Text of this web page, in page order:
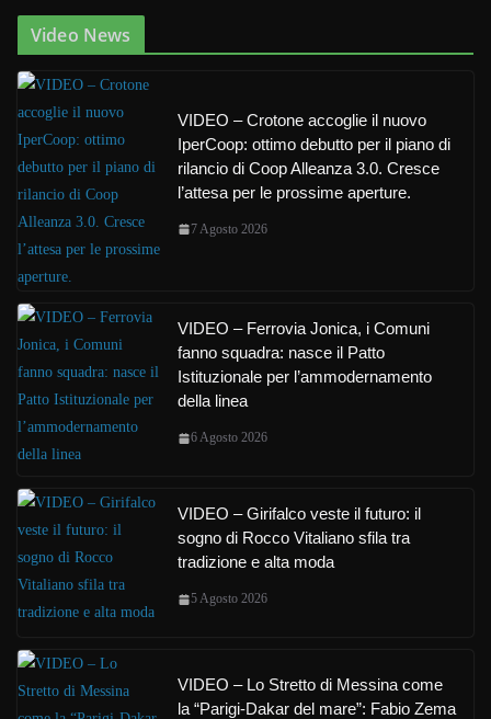
Video News
VIDEO – Crotone accoglie il nuovo
IperCoop: ottimo debutto per il piano di
rilancio di Coop Alleanza 3.0. Cresce
l’attesa per le prossime aperture.
7 Agosto 2026
VIDEO – Ferrovia Jonica, i Comuni
fanno squadra: nasce il Patto
Istituzionale per l’ammodernamento
della linea
6 Agosto 2026
VIDEO – Girifalco veste il futuro: il
sogno di Rocco Vitaliano sfila tra
tradizione e alta moda
5 Agosto 2026
VIDEO – Lo Stretto di Messina come
la “Parigi-Dakar del mare”: Fabio Zema